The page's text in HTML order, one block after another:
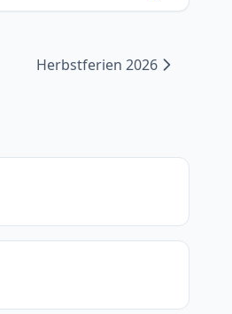
Herbstferien 2026